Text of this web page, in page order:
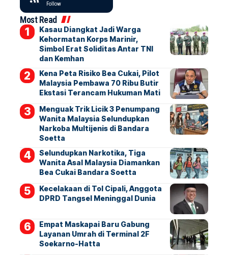
Follow
Most Read
Kasau Diangkat Jadi Warga
Kehormatan Korps Marinir,
Simbol Erat Soliditas Antar TNI
dan Kemhan
Kena Peta Risiko Bea Cukai, Pilot
Malaysia Pembawa 70 Ribu Butir
Ekstasi Terancam Hukuman Mati
Menguak Trik Licik 3 Penumpang
Wanita Malaysia Selundupkan
Narkoba Multijenis di Bandara
Soetta
Selundupkan Narkotika, Tiga
Wanita Asal Malaysia Diamankan
Bea Cukai Bandara Soetta
Kecelakaan di Tol Cipali, Anggota
DPRD Tangsel Meninggal Dunia
Empat Maskapai Baru Gabung
Layanan Umrah di Terminal 2F
Soekarno-Hatta